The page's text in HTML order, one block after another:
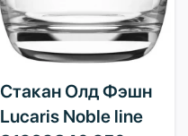
Стакан Олд Фэшн
Lucaris Noble line